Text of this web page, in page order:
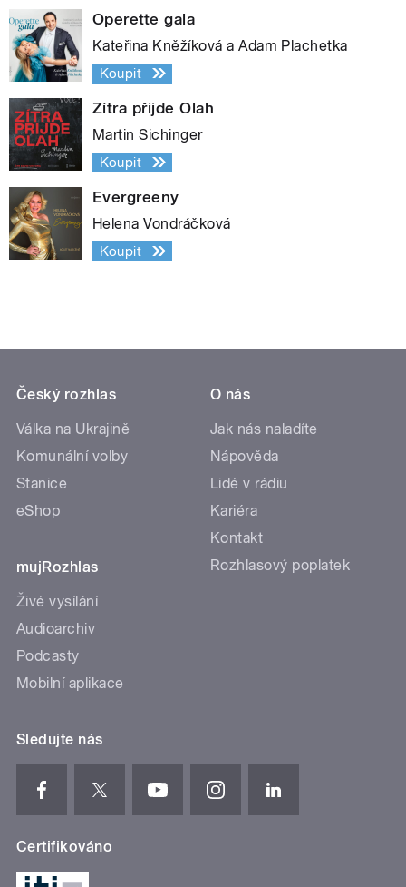
Operette gala
Kateřina Kněžíková a Adam Plachetka
Koupit
Zítra přijde Olah
Martin Sichinger
Koupit
Evergreeny
Helena Vondráčková
Koupit
Český rozhlas
Válka na Ukrajině
Komunální volby
Stanice
eShop
mujRozhlas
Živé vysílání
Audioarchiv
Podcasty
Mobilní aplikace
O nás
Jak nás naladíte
Nápověda
Lidé v rádiu
Kariéra
Kontakt
Rozhlasový poplatek
Sledujte nás
Certifikováno